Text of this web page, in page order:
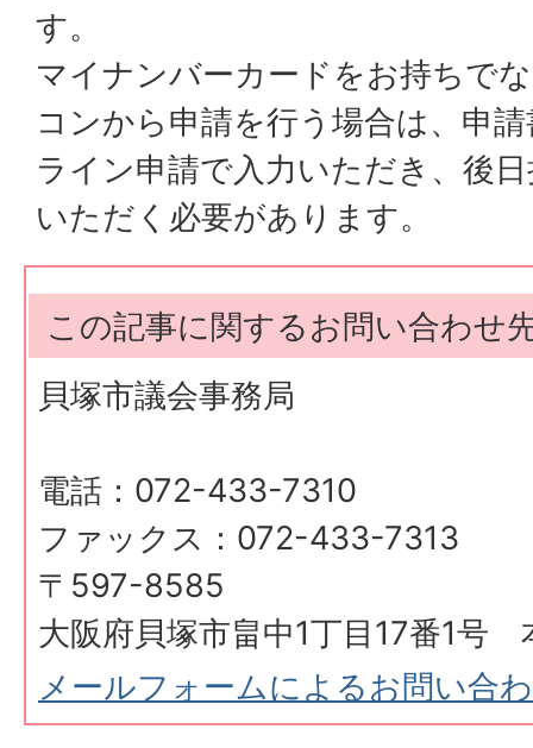
す。
マイナンバーカードをお持ちで
コンから申請を行う場合は、申
ライン申請で入力いただき、後
いただく必要があります。
この記事に関するお問い合わせ
貝塚市議会事務局
電話：072-433-7310
ファックス：072-433-7313
〒597-8585
大阪府貝塚市畠中1丁目17番1号
メールフォームによるお問い合